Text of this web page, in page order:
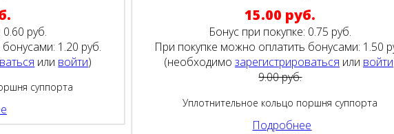
0.60 руб.
1.20 руб.
или войти)
суппорта
15.00 руб.
Бонус при покупке: 0.75 руб.
При покупке можно оплатить бонусами: 1.50
(необходимо зарегистрироваться или войти
9.00 руб.
Уплотнительное кольцо поршня суппорта
Подробнее